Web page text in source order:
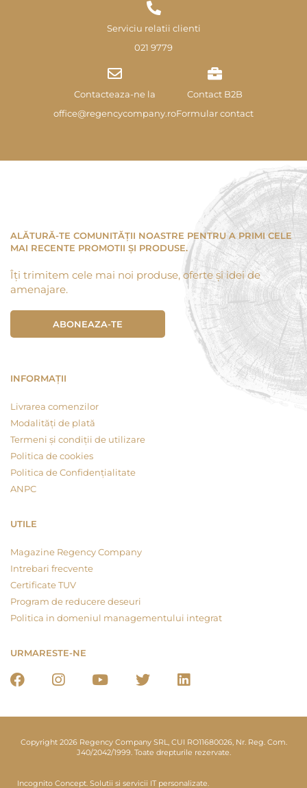
Serviciu relatii clienti
021 9779
Contacteaza-ne la
office@regencycompany.ro
Contact B2B
Formular contact
ALĂTURĂ-TE COMUNITĂȚII NOASTRE PENTRU A PRIMI CELE
MAI RECENTE PROMOTII ȘI PRODUSE.
Îți trimitem cele mai noi produse, oferte și idei de
amenajare.
ABONEAZA-TE
INFORMAȚII
Livrarea comenzilor
Modalități de plată
Termeni și condiții de utilizare
Politica de cookies
Politica de Confidențialitate
ANPC
UTILE
Magazine Regency Company
Intrebari frecvente
Certificate TUV
Program de reducere deseuri
Politica in domeniul managementului integrat
URMARESTE-NE
Copyright 2026 Regency Company SRL, CUI RO11680026, Nr. Reg. Com.
J40/2042/1999. Toate drepturile rezervate.
Incognito Concept. Solutii si servicii IT personalizate.